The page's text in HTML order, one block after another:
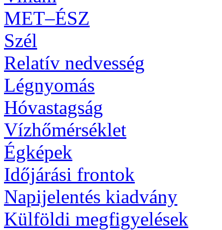
MET–ÉSZ
Szél
Relatív nedvesség
Légnyomás
Hóvastagság
Vízhőmérséklet
Égképek
Időjárási frontok
Napijelentés kiadvány
Külföldi megfigyelések